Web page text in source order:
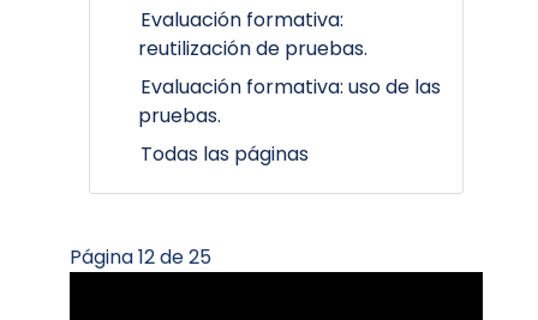
Evaluación formativa:
reutilización de pruebas.
Evaluación formativa: uso de las
pruebas.
Todas las páginas
Página 12 de 25